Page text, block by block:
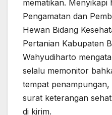
mematikan. Menyikapi
Pengamatan dan
Hewan Bidang
Pertanian Kabupaten
Wahyudiharto
selalu memonitor
tempat penampungan,
surat keterangan
di kirim.